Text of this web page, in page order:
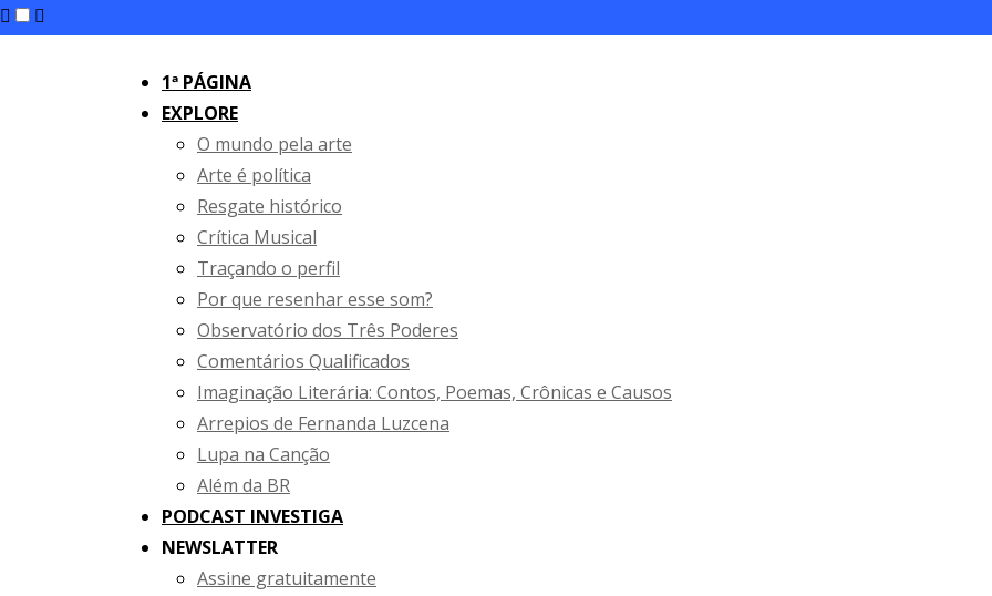
1ª PÁGINA
EXPLORE
O mundo pela arte
Arte é política
Resgate histórico
Crítica Musical
Traçando o perfil
Por que resenhar esse som?
Observatório dos Três Poderes
Comentários Qualificados
Imaginação Literária: Contos, Poemas, Crônicas e Causos
Arrepios de Fernanda Luzcena
Lupa na Canção
Além da BR
PODCAST INVESTIGA
NEWSLATTER
Assine gratuitamente